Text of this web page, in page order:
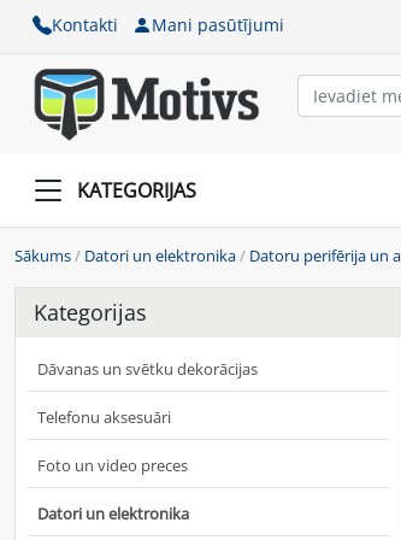
Kontakti Mani pasūtījumi
KATEGORIJAS
Sākums/ Datori un elektronika/ Datoru perifērija un
Kategorijas
Dāvanas un svētku dekorācijas
Telefonu aksesuāri
Foto un video preces
Datori un elektronika